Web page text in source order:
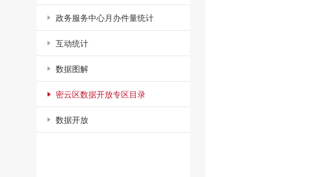
政务服务中心月办件量统计
互动统计
数据图解
密云区数据开放专区目录
数据开放